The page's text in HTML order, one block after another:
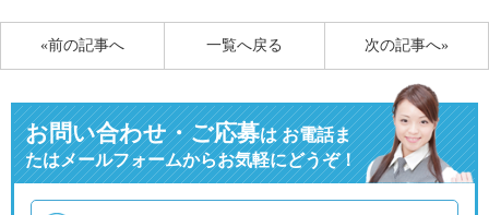
«前の記事へ 次の記事へ»
一覧へ戻る
お問い合わせ・ご応募はお電話ま
たはメールフォームからお気軽にどうぞ！